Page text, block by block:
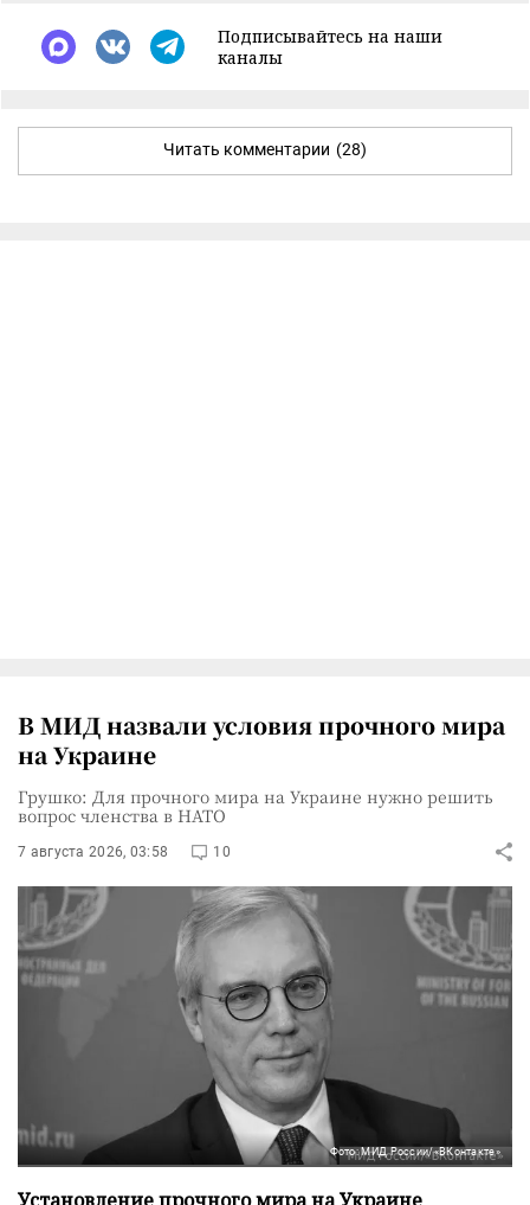
Подписывайтесь на наши
каналы
Читать комментарии (28)
В МИД назвали условия прочного мира
на Украине
Грушко: Для прочного мира на Украине нужно решить
вопрос членства в НАТО
7 августа 2026, 03:58 10
Фото: МИД России/«ВКонтакте»